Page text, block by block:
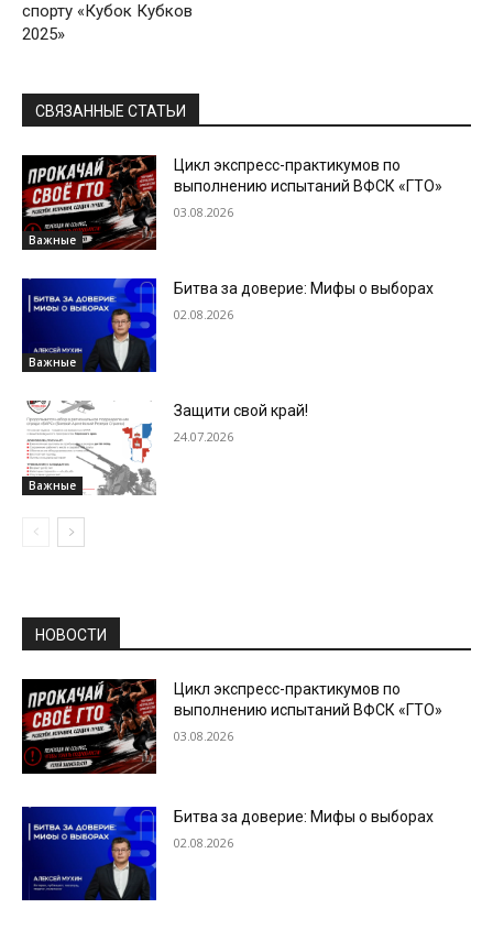
спорту «Кубок Кубков
2025»
СВЯЗАННЫЕ СТАТЬИ
Важные
Цикл экспресс-практикумов по
выполнению испытаний ВФСК «ГТО»
03.08.2026
Важные
Битва за доверие: Мифы о выборах
02.08.2026
Важные
Защити свой край!
24.07.2026
НОВОСТИ
Цикл экспресс-практикумов по
выполнению испытаний ВФСК «ГТО»
03.08.2026
Битва за доверие: Мифы о выборах
02.08.2026